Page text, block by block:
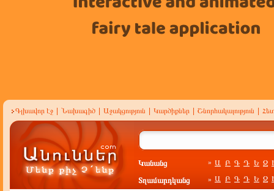
Գլխավոր էջ Նախագիծ Աջակցություն Կարծիքներ Շնորհակալություն
Կանանց » Ա Բ Գ Դ Ե Զ
Տղամարդկանց » Ա Բ Գ Դ Ե Զ